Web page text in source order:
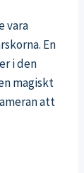
vara
En
i den
magiskt
att